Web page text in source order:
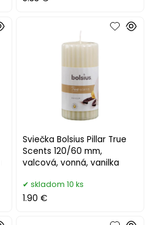
Sviečka Bolsius Pillar True
Scents 120/60 mm,
valcová, vonná, vanilka
skladom 10 ks
1.90 €